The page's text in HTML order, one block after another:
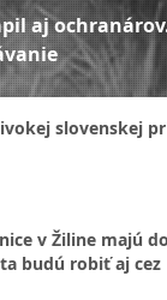
aj
slovenskej
v Žiline majú
budú robiť aj cez